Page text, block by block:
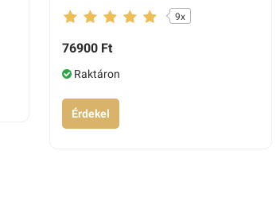
9x
76900 Ft
Raktáron
Érdekel